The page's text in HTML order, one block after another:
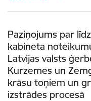
Paziņojums par
kabineta
Latvijas valsts
Kurzemes un
krāsu toņiem un
izstrādes procesā